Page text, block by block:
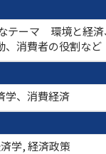
テーマ 環境と経
、消費者の役割など
学、消費経済
学, 経済政策